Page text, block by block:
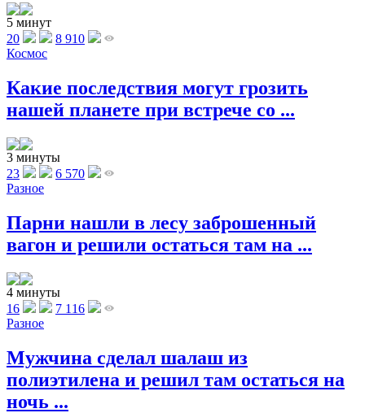
5 минут
20
8 910
Космос
Какие последствия могут грозить
нашей планете при встрече со ...
3 минуты
23
6 570
Разное
Парни нашли в лесу заброшенный
вагон и решили остаться там на ...
4 минуты
16
7 116
Разное
Мужчина сделал шалаш из
полиэтилена и решил там остаться на
ночь ...